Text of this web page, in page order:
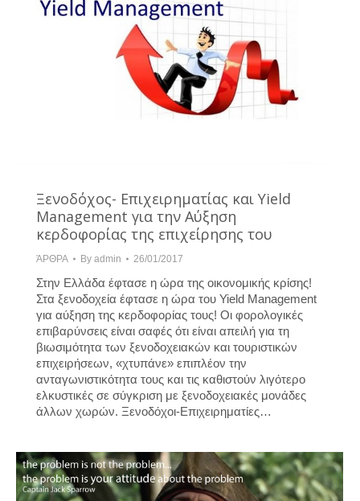
Ξενοδόχος- Επιχειρηματίας και Yield
Management για την Αύξηση
κερδοφορίας της επιχείρησης του
ΆΡΘΡΑ By admin 26/01/2017
Στην Ελλάδα έφτασε η ώρα της οικονομικής κρίσης!
Στα ξενοδοχεία έφτασε η ώρα του Yield Management
για αύξηση της κερδοφορίας τους! Οι φορολογικές
επιβαρύνσεις είναι σαφές ότι είναι απειλή για τη
βιωσιμότητα των ξενοδοχειακών και τουριστικών
επιχειρήσεων, «χτυπάνε» επιπλέον την
ανταγωνιστικότητα τους και τις καθιστούν λιγότερο
ελκυστικές σε σύγκριση με ξενοδοχειακές μονάδες
άλλων χωρών. Ξενοδόχοι-Επιχειρηματίες…